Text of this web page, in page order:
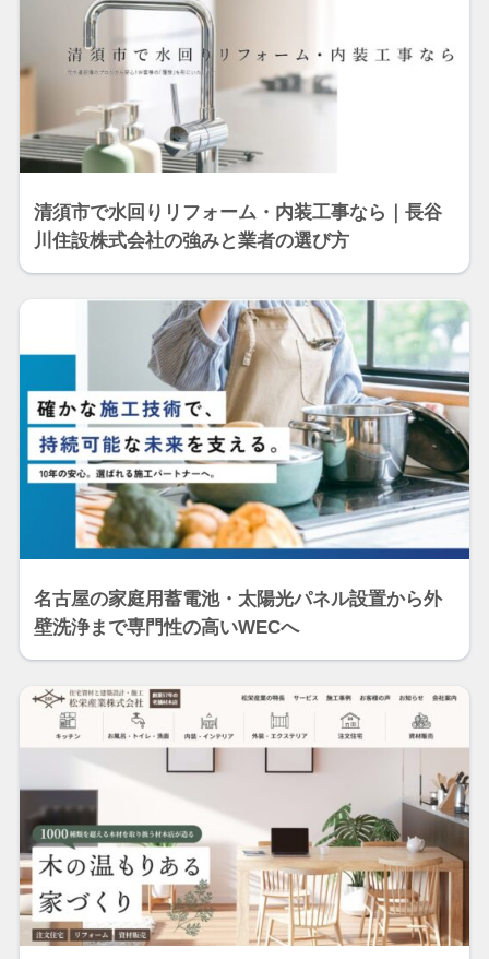
清須市で水回りリフォーム・内装工事なら｜長谷
川住設株式会社の強みと業者の選び方
名古屋の家庭用蓄電池・太陽光パネル設置から外
壁洗浄まで専門性の高いWECへ